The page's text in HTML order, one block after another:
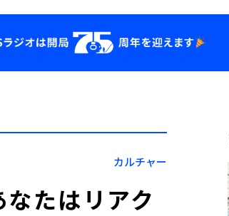
YouTube
カルチャー
なたはリアク